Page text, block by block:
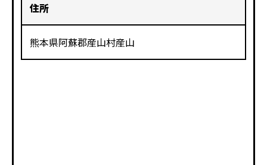
住所
熊本県阿蘇郡産山村産山